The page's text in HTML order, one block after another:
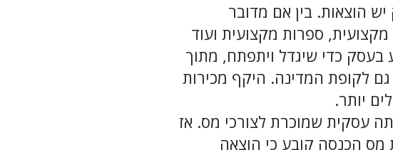
הוצאות. בין אם מדובר
ספרות מקצועית ועוד
בעסק כדי שיגדל ויתפתח, מתוך
גם לקופת המדינה. היקף מכירות
יותר.
עסקית שמוכרת לצורכי מס. אז
את לשון החוק היבש. סעיף 17 לפקודת מס הכנסה קובע כי הוצאה